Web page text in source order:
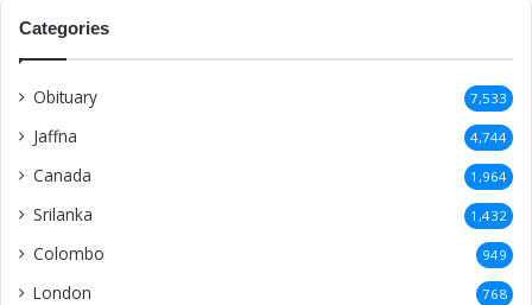
Categories
Obituary 7,533
Jaffna 4,744
Canada 1,964
Srilanka 1,432
Colombo 949
London 768